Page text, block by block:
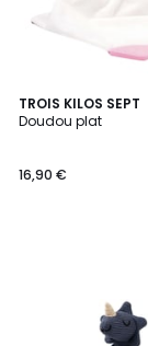
TROIS KILOS SEPT
Doudou plat
16,90 €